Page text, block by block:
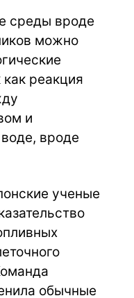
среды вроде
можно
реакция
и
вроде
ученые
обычные